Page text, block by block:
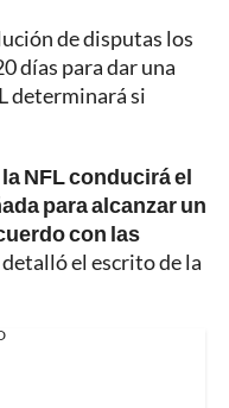
de disputas los
días para dar una
determinará si
NFL conducirá el
para alcanzar un
con las
detalló el escrito de la